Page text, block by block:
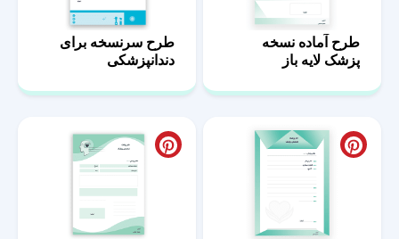
طرح آماده نسخه
پزشک لایه باز
طرح سرنسخه برای
دندانپزشکی